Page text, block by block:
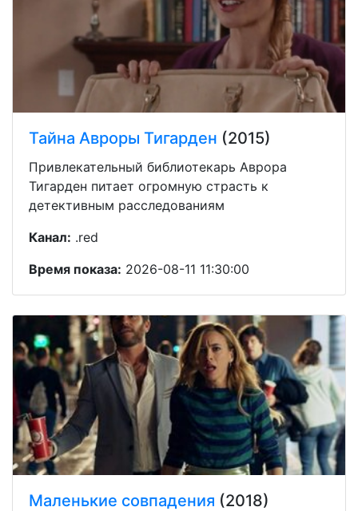
Тайна Авроры Тигарден (2015)
Привлекательный библиотекарь Аврора
Тигарден питает огромную страсть к
детективным расследованиям
Канал: .red
Время показа: 2026-08-11 11:30:00
Маленькие совпадения (2018)